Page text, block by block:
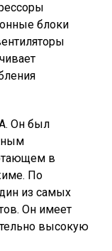
блоки
Он был
в
По
из самых
Он имеет
высокую